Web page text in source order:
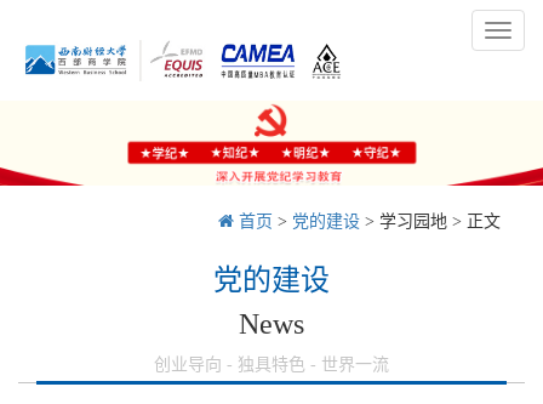
Toggle
首页 > 党的建设 > 学习园地 > 正文
党的建设
News
创业导向 - 独具特色 - 世界一流